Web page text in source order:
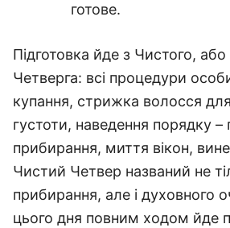
готове.
Підготовка йде з Чистого,
Четверга: всі процедури
купання, стрижка волосся
густоти, наведення порядку –
прибирання, миття вікон,
Чистий Четвер названий не
прибирання, але і духовного
цього дня повним ходом йде